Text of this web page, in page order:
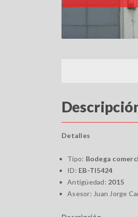
Detalles
Tipo: Bodega
ID: EB-TI5424
Antigüedad: 2015
Asesor: Juan Jorge